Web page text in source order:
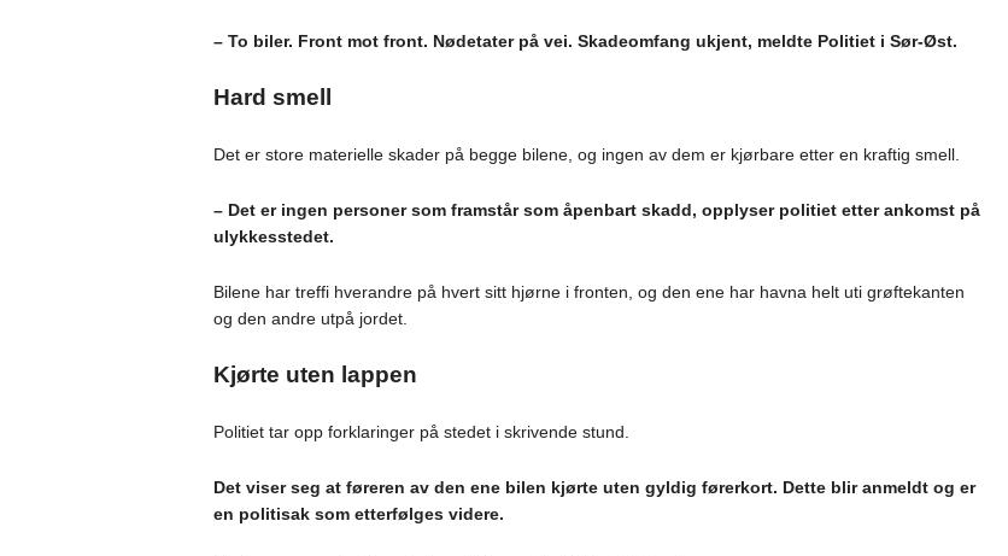
– To biler. Front mot front. Nødetater på vei. Skadeomfang ukjent, meldte Politiet i Sør-Øst.
Hard smell
Det er store materielle skader på begge bilene, og ingen av dem er kjørbare etter en kraftig smell.
– Det er ingen personer som framstår som åpenbart skadd, opplyser politiet etter ankomst på
ulykkesstedet.
Bilene har treffi hverandre på hvert sitt hjørne i fronten, og den ene har havna helt uti grøftekanten
og den andre utpå jordet.
Kjørte uten lappen
Politiet tar opp forklaringer på stedet i skrivende stund.
Det viser seg at føreren av den ene bilen kjørte uten gyldig førerkort. Dette blir anmeldt og er
en politisak som etterfølges videre.